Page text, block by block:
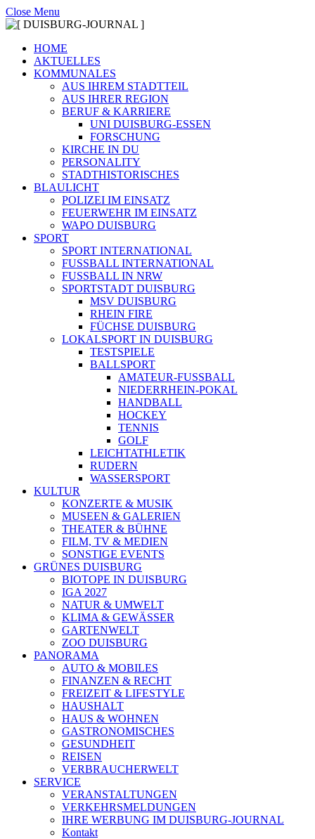
Close Menu
HOME
AKTUELLES
KOMMUNALES
AUS IHREM STADTTEIL
AUS IHRER REGION
BERUF & KARRIERE
UNI DUISBURG-ESSEN
FORSCHUNG
KIRCHE IN DU
PERSONALITY
STADTHISTORISCHES
BLAULICHT
POLIZEI IM EINSATZ
FEUERWEHR IM EINSATZ
WAPO DUISBURG
SPORT
SPORT INTERNATIONAL
FUSSBALL INTERNATIONAL
FUSSBALL IN NRW
SPORTSTADT DUISBURG
MSV DUISBURG
RHEIN FIRE
FÜCHSE DUISBURG
LOKALSPORT IN DUISBURG
TESTSPIELE
BALLSPORT
AMATEUR-FUSSBALL
NIEDERRHEIN-POKAL
HANDBALL
HOCKEY
TENNIS
GOLF
LEICHTATHLETIK
RUDERN
WASSERSPORT
KULTUR
KONZERTE & MUSIK
MUSEEN & GALERIEN
THEATER & BÜHNE
FILM, TV & MEDIEN
SONSTIGE EVENTS
GRÜNES DUISBURG
BIOTOPE IN DUISBURG
IGA 2027
NATUR & UMWELT
KLIMA & GEWÄSSER
GARTENWELT
ZOO DUISBURG
PANORAMA
AUTO & MOBILES
FINANZEN & RECHT
FREIZEIT & LIFESTYLE
HAUSHALT
HAUS & WOHNEN
GASTRONOMISCHES
GESUNDHEIT
REISEN
VERBRAUCHERWELT
SERVICE
VERANSTALTUNGEN
VERKEHRSMELDUNGEN
IHRE WERBUNG IM DUISBURG-JOURNAL
Kontakt